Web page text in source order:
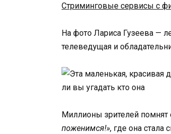
Стриминговые сервисы с
На фото Лариса Гузеева —
телеведущая и
Миллионы зрителей
поженимся!», где она